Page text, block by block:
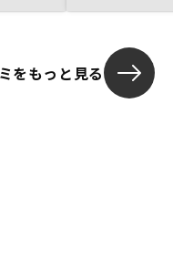
約束がしっか
をもっと見る